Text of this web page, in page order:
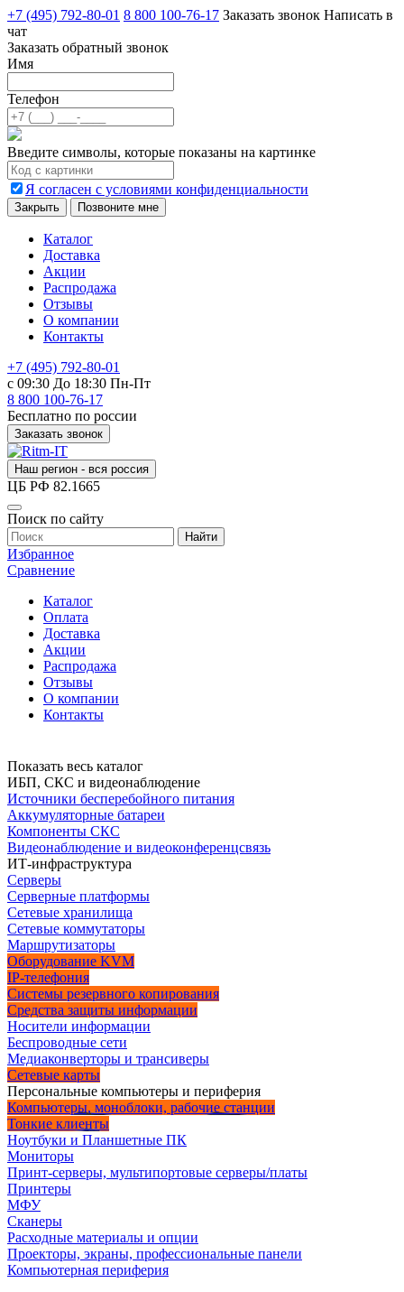
+7 (495) 792-80-01 8 800 100-76-17 Заказать звонок Написать в
чат
Заказать обратный звонок
Имя
Телефон
Введите символы, которые показаны на картинке
Я согласен с условиями конфиденциальности
Закрыть Позвоните мне
Каталог
Доставка
Акции
Распродажа
Отзывы
О компании
Контакты
+7 (495) 792-80-01
с 09:30 До 18:30 Пн-Пт
8 800 100-76-17
Бесплатно по россии
Заказать звонок
Наш регион - вся россия
ЦБ РФ 82.1665
Поиск по сайту
Найти
Избранное
Сравнение
Каталог
Оплата
Доставка
Акции
Распродажа
Отзывы
О компании
Контакты
Показать весь каталог
ИБП, СКС и видеонаблюдение
Источники бесперебойного питания
Аккумуляторные батареи
Компоненты СКС
Видеонаблюдение и видеоконференцсвязь
ИТ-инфраструктура
Серверы
Серверные платформы
Сетевые хранилища
Сетевые коммутаторы
Маршрутизаторы
Оборудование KVM
IP-телефония
Системы резервного копирования
Средства защиты информации
Носители информации
Беспроводные сети
Медиаконверторы и трансиверы
Сетевые карты
Персональные компьютеры и периферия
Компьютеры, моноблоки, рабочие станции
Тонкие клиенты
Ноутбуки и Планшетные ПК
Мониторы
Принт-серверы, мультипортовые серверы/платы
Принтеры
МФУ
Сканеры
Расходные материалы и опции
Проекторы, экраны, профессиональные панели
Компьютерная периферия